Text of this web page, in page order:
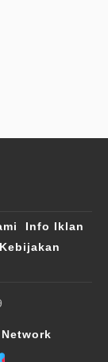
Info Iklan